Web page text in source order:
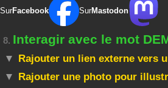
SurFacebook SurMastodon
8. Interagir avec le mot
Rajouter un lien externe vers
Rajouter une photo pour